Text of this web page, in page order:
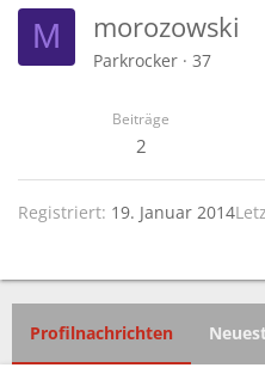
M morozowski
Parkrocker · 37
Beiträge
2
Registriert 19. Januar 2014
Profilnachrichten